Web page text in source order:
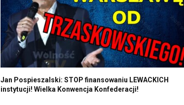
Jan Pospieszalski: STOP finansowaniu LEWACKICH
instytucji! Wielka Konwencja Konfederacji!